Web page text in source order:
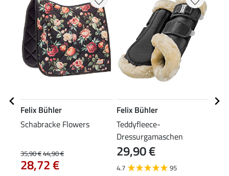
Felix Bühler
Schabracke Flowers
35,90 €44,90 €
28,72 €
Felix Bühler
Teddyfleece-
Dressurgamaschen
Essential, Vorderbeine
29,90 €
4.7 95